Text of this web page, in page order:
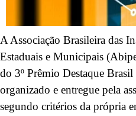
A Associação Brasileira das
Estaduais e Municipais
do 3º Prêmio Destaque
organizado e entregue pela
segundo critérios da própria